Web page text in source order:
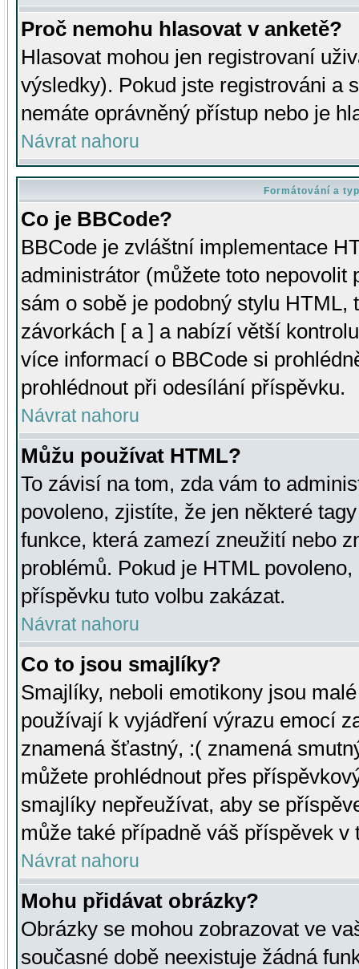
Proč nemohu hlasovat v anketě?
Hlasovat mohou jen registrovaní
výsledky). Pokud jste registrováni a
nemáte oprávněný přístup nebo je
Návrat nahoru
Formátování a
Co je BBCode?
BBCode je zvláštní implementace
administrátor (můžete toto
sám o sobě je podobný stylu HTML,
závorkách [ a ] a nabízí větší
více informací o BBCode si
prohlédnout při odesílání příspěvku.
Návrat nahoru
Můžu používat HTML?
To závisí na tom, zda vám to
povoleno, zjistíte, že jen některé
funkce, která zamezí zneužití nebo
problémů. Pokud je HTML
příspěvku tuto volbu zakázat.
Návrat nahoru
Co to jsou smajlíky?
Smajlíky, neboli emotikony jsou
používají k vyjádření výrazu emocí
znamená šťastný, :( znamená
můžete prohlédnout přes
smajlíky nepřeužívat, aby se
může také případně váš příspěvek v
Návrat nahoru
Mohu přidávat obrázky?
Obrázky se mohou zobrazovat ve
současné době neexistuje žádná